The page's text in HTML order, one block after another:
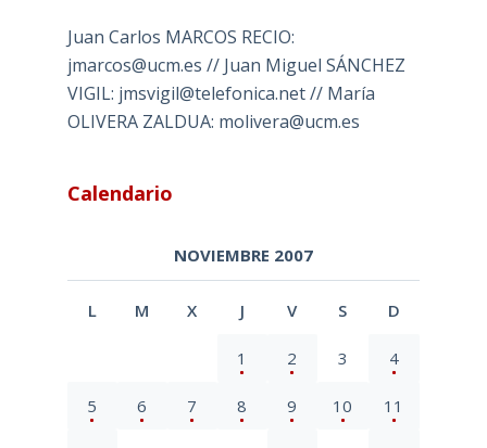
Juan Carlos MARCOS RECIO:
jmarcos@ucm.es // Juan Miguel SÁNCHEZ
VIGIL: jmsvigil@telefonica.net // María
OLIVERA ZALDUA: molivera@ucm.es
Calendario
NOVIEMBRE 2007
L M X J V S D
1 2 3 4
5 6 7 8 9 10 11